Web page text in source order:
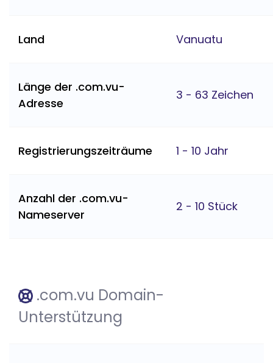
Land Vanuatu
Länge der .com.vu-
Adresse
3 - 63 Zeichen
Registrierungszeiträume 1 - 10 Jahr
Anzahl der .com.vu-
Nameserver
2 - 10 Stück
.com.vu Domain-
Unterstützung